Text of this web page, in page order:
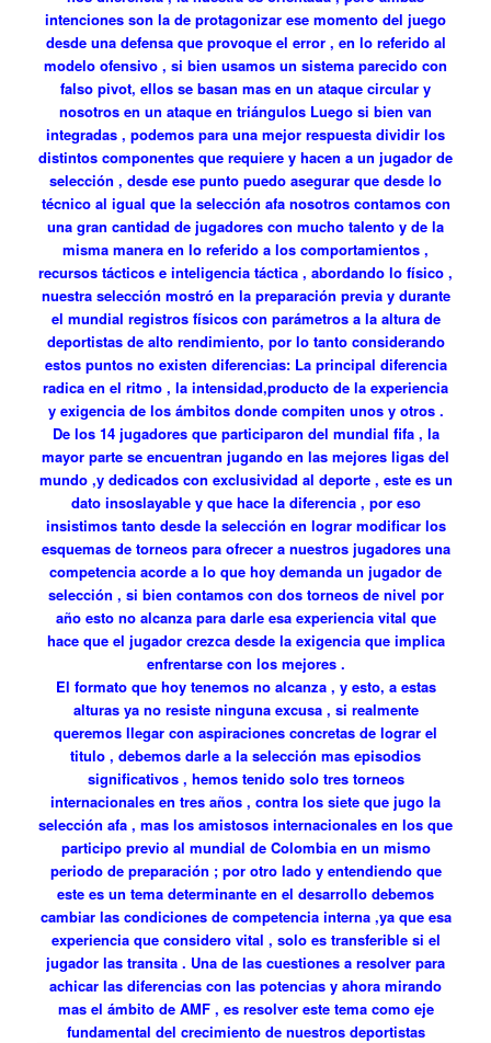
intenciones son la de protagonizar ese momento del juego
desde una defensa que provoque el error , en lo referido al
modelo ofensivo , si bien usamos un sistema parecido con
falso pivot, ellos se basan mas en un ataque circular y
nosotros en un ataque en triángulos Luego si bien van
integradas , podemos para una mejor respuesta dividir los
distintos componentes que requiere y hacen a un jugador de
selección , desde ese punto puedo asegurar que desde lo
técnico al igual que la selección afa nosotros contamos con
una gran cantidad de jugadores con mucho talento y de la
misma manera en lo referido a los comportamientos ,
recursos tácticos e inteligencia táctica , abordando lo físico ,
nuestra selección mostró en la preparación previa y durante
el mundial registros físicos con parámetros a la altura de
deportistas de alto rendimiento, por lo tanto considerando
estos puntos no existen diferencias: La principal diferencia
radica en el ritmo , la intensidad,producto de la experiencia
y exigencia de los ámbitos donde compiten unos y otros .
De los 14 jugadores que participaron del mundial fifa , la
mayor parte se encuentran jugando en las mejores ligas del
mundo ,y dedicados con exclusividad al deporte , este es un
dato insoslayable y que hace la diferencia , por eso
insistimos tanto desde la selección en lograr modificar los
esquemas de torneos para ofrecer a nuestros jugadores una
competencia acorde a lo que hoy demanda un jugador de
selección , si bien contamos con dos torneos de nivel por
año esto no alcanza para darle esa experiencia vital que
hace que el jugador crezca desde la exigencia que implica
enfrentarse con los mejores .
El formato que hoy tenemos no alcanza , y esto, a estas
alturas ya no resiste ninguna excusa , si realmente
queremos llegar con aspiraciones concretas de lograr el
titulo , debemos darle a la selección mas episodios
significativos , hemos tenido solo tres torneos
internacionales en tres años , contra los siete que jugo la
selección afa , mas los amistosos internacionales en los que
participo previo al mundial de Colombia en un mismo
periodo de preparación ; por otro lado y entendiendo que
este es un tema determinante en el desarrollo debemos
cambiar las condiciones de competencia interna ,ya que esa
experiencia que considero vital , solo es transferible si el
jugador las transita . Una de las cuestiones a resolver para
achicar las diferencias con las potencias y ahora mirando
mas el ámbito de AMF , es resolver este tema como eje
fundamental del crecimiento de nuestros deportistas